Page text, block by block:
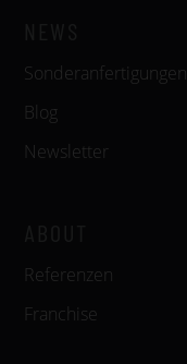
Sonderanfertigungen
Blog
Newsletter
Referenzen
Franchise